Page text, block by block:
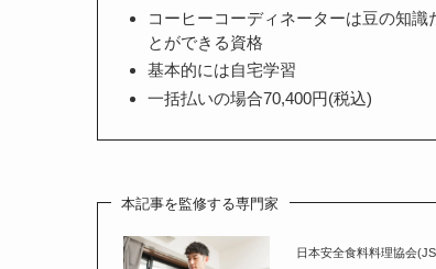
コーヒーコーディネーターは豆の知
とができる資格
基本的には自宅学習
一括払いの場合70,400円(税込)
本記事を監修する専門家
日本安全食料料理協会